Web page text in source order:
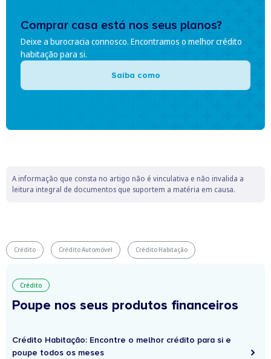
Comprar casa está nos seus planos?
Deixe a burocracia connosco. Encontramos o melhor crédito
habitação para si.
Saiba como
A informação que consta no artigo não é vinculativa e não invalida a
leitura integral de documentos que suportem a matéria em causa.
Crédito Crédito Automóvel Crédito Habitação
Crédito
Poupe nos seus produtos financeiros
Crédito Habitação: Encontre o melhor crédito para si e
poupe todos os meses